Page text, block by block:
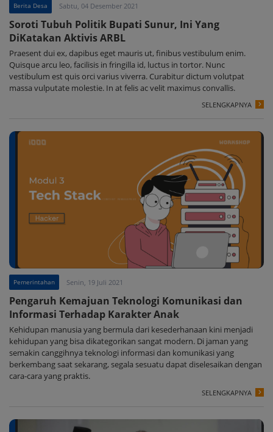
Berita Desa Sabtu, 04 Desember 2021
Soroti Tubuh Politik Bupati Sunur, Ini Yang
DiKatakan Aktivis ARBL
Praesent dui ex, dapibus eget mauris ut, finibus vestibulum enim.
Quisque arcu leo, facilisis in fringilla id, luctus in tortor. Nunc
vestibulum est quis orci varius viverra. Curabitur dictum volutpat
massa vulputate molestie. In at felis ac velit maximus convallis.
SELENGKAPNYA
Pemerintahan Senin, 19 Juli 2021
Pengaruh Kemajuan Teknologi Komunikasi dan
Informasi Terhadap Karakter Anak
Kehidupan manusia yang bermula dari kesederhanaan kini menjadi
kehidupan yang bisa dikategorikan sangat modern. Di jaman yang
semakin canggihnya teknologi informasi dan komunikasi yang
berkembang saat sekarang, segala sesuatu dapat diselesaikan dengan
cara-cara yang praktis.
SELENGKAPNYA